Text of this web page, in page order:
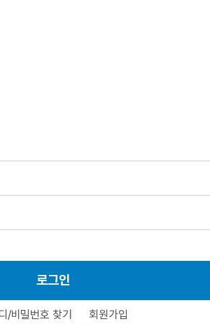
로그인
/비밀번호 찾기 회원가입